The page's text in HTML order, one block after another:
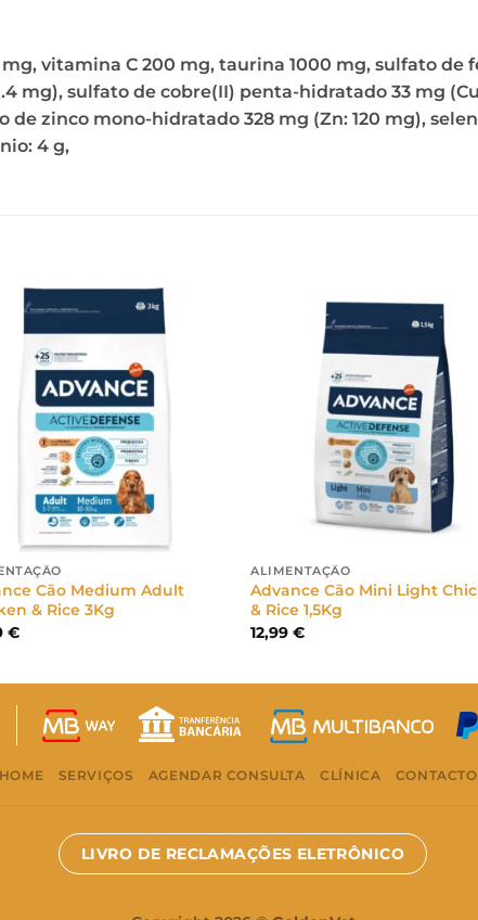
vitamina C 200 mg, taurina 1000 mg, sulfato de
mg), sulfato de cobre(II) penta-hidratado 33 mg
zinco mono-hidratado 328 mg (Zn: 120 mg),
4 g,
Cão Medium Adult
& Rice 3Kg
€
ALIMENTAÇÃO
Advance Cão Mini Light
& Rice 1,5Kg
12,99€
HOME SERVIÇOS AGENDAR CONSULTA CLÍNICA
LIVRO DE RECLAMAÇÕES ELETRÔNICO